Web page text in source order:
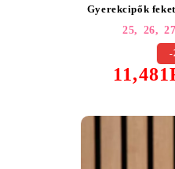
Gyerekcipők
25, 26,
-